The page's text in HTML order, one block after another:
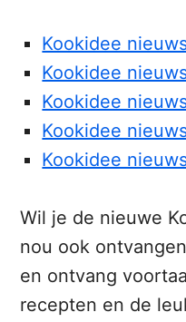
Kookidee
Kookidee
Kookidee
Kookidee
Kookidee
Wil je de nieuwe
nou ook
en ontvang
recepten en de